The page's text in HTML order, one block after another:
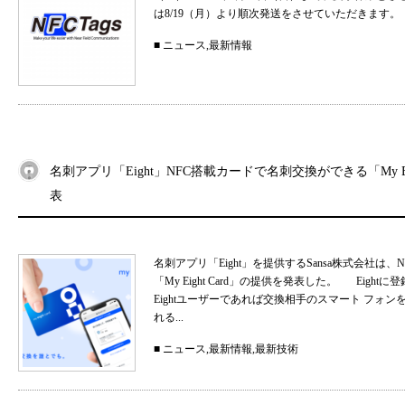
は8/19（月）より順次発送をさせていただき
■ ニュース,最新情報
名刺アプリ「Eight」NFC搭載カードで名刺交換ができる「My
表
名刺アプリ「Eight」を提供するSansa株式会社は
「My Eight Card」の提供を発表した。 Eightに
Eightユーザーであれば交換相手のスマート フォン
れる...
■ ニュース,最新情報,最新技術